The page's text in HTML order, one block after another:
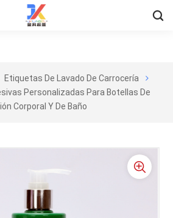
Etiquetas De Lavado De Carrocería
Personalizadas Para Botellas De
Corporal Y De Baño